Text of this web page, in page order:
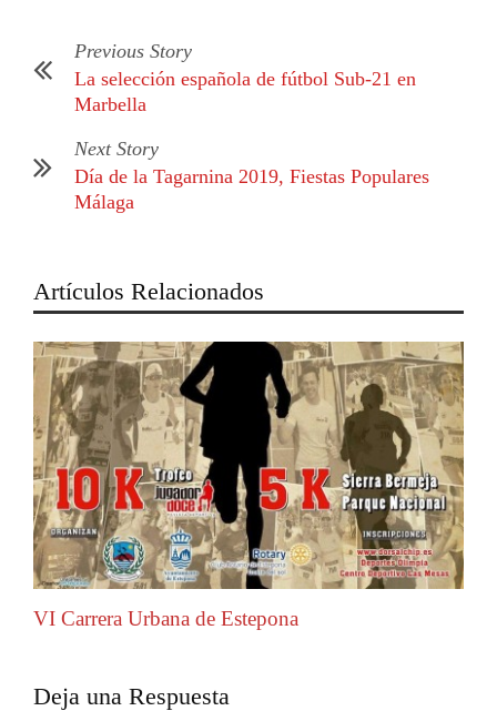
Previous Story
La selección española de fútbol Sub-21 en
Marbella
Next Story
Día de la Tagarnina 2019, Fiestas Populares
Málaga
Artículos Relacionados
VI Carrera Urbana de Estepona
Deja una Respuesta